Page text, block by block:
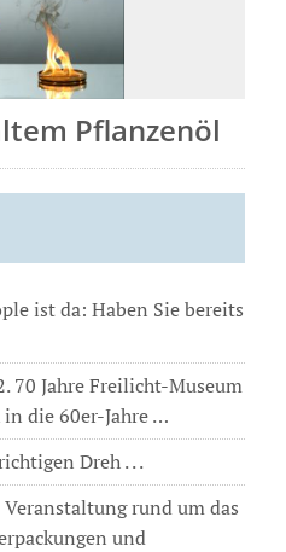
Pflanzenöl
ist da: Haben Sie bereits
70 Jahre Freilicht-Museum
die 60er-Jahre …
Dreh . . .
rund um das
und